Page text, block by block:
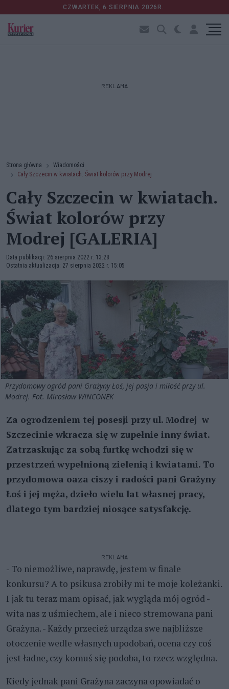
CZWARTEK, 6 SIERPNIA 2026R.
REKLAMA
Strona główna
Wiadomości
Cały Szczecin w kwiatach. Świat kolorów przy Modrej
Cały Szczecin w kwiatach.
Świat kolorów przy
Modrej [GALERIA]
Data publikacji: 26 sierpnia 2022 r. 13:28
Ostatnia aktualizacja: 27 sierpnia 2022 r. 15:05
Przydomowy ogród pani Grażyny Łoś, jej pasja i miłość przy ul.
Modrej. Fot. Mirosław WINCONEK
Za ogrodzeniem tej posesji przy ul. Modrej w
Szczecinie wkracza się w zupełnie inny świat.
Zatrzaskując za sobą furtkę wchodzi się w
przestrzeń wypełnioną zielenią i kwiatami. To
przydomowa oaza ciszy i radości pani Grażyny
Łoś i jej męża, dzieło wielu lat własnej pracy,
dlatego tym bardziej niosące satysfakcję.
REKLAMA
- To niemożliwe, naprawdę, jestem w finale
konkursu? A to psikusa zrobiły mi te moje koleżanki.
I jak tu teraz mam opisać, jak wygląda mój ogród -
wita nas z uśmiechem, ale i nieco stremowana pani
Grażyna. - Każdy przecież urządza swe najbliższe
otoczenie wedle własnych upodobań, ocena czy coś
jest ładne, czy komuś się podoba, to rzecz względna.
Kiedy jednak pani Grażyna zaczyna opowiadać o